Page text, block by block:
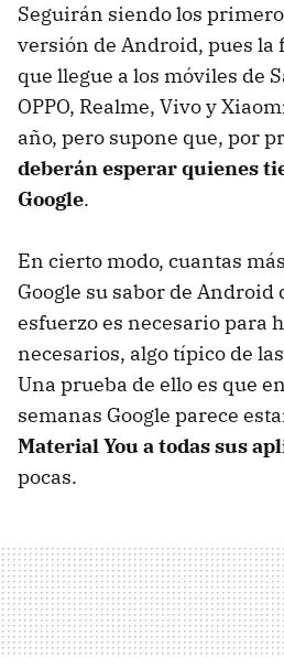
Seguirán siendo los
versión de Android, pues la
que llegue a los móviles de
OPPO, Realme, Vivo y
año, pero supone que, por
deberán esperar quienes
Google.
En cierto modo, cuantas
Google su sabor de Android
esfuerzo es necesario para
necesarios, algo típico de
Una prueba de ello es que
semanas Google parece
Material You a todas sus
pocas.